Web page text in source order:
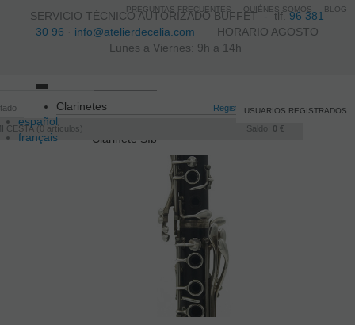
SERVICIO TÉCNICO AUTORIZADO BUFFET -tlf.96 381
30 96 · info@atelierdecelia.com HORARIO AGOSTO
Lunes a Viernes: 9h a 14h
español
français
Registro /Iniciar sesión
CESTA 0 artículos Saldo: 0 €
USUARIOS REGISTRADOS
navigation
Clarinetes
Clarinete SIb
PREGUNTAS FRECUENTES QUIÉNES SOMOS BLOG